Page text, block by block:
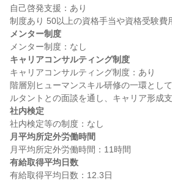
自己啓発支援：あり
メンター制度
キャリアコンサルティング制度
キャリアコンサルティング制度：あり
階層別ヒューマンスキル研修の一環とし
社内検定
月平均所定外労働時間
有給取得平均日数